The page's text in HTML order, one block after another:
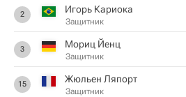
2 Игорь Кариока
Защитник
3 Мориц Йенц
Защитник
15 Жюльен Ляпорт
Защитник